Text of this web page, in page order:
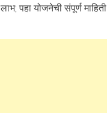
लाभ; पहा योजनेची संपूर्ण माहिती